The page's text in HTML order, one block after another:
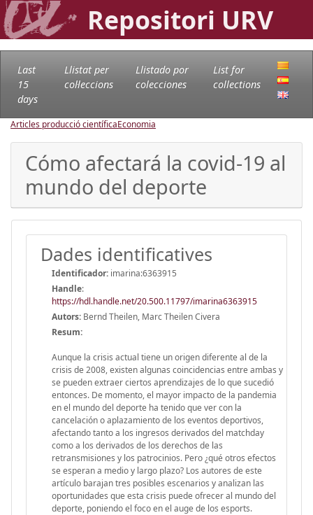
Repositori URV
Last
15
days
Llistat per
col·leccions
Llistado por
colecciones
List for
collections
Articles producció científicaEconomia
Cómo afectará la covid-19 al
mundo del deporte
Dades identificatives
Identificador: imarina:6363915
Handle:
https://hdl.handle.net/20.500.11797/imarina6363915
Autors: Bernd Theilen, Marc Theilen Civera
Resum:
Aunque la crisis actual tiene un origen diferente al de la
crisis de 2008, existen algunas coincidencias entre ambas y
se pueden extraer ciertos aprendizajes de lo que sucedió
entonces. De momento, el mayor impacto de la pandemia
en el mundo del deporte ha tenido que ver con la
cancelación o aplazamiento de los eventos deportivos,
afectando tanto a los ingresos derivados del matchday
como a los derivados de los derechos de las
retransmisiones y los patrocinios. Pero ¿qué otros efectos
se esperan a medio y largo plazo? Los autores de este
artículo barajan tres posibles escenarios y analizan las
oportunidades que esta crisis puede ofrecer al mundo del
deporte, poniendo el foco en el auge de los esports.